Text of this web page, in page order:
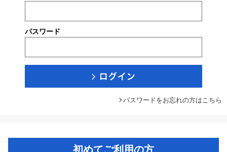
パスワード
パスワードをお忘れの方はこちら
初めてご利用の方